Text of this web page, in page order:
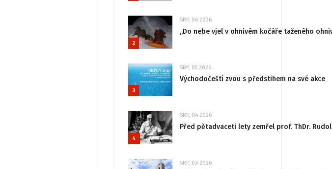
2
SRP, 06 2026
„Do nebe vjel v ohnivém kočáře taženého
3
SRP, 05 2026
Východočeští zvou s předstihem na své akce
4
SRP, 04 2026
Před pětadvaceti lety zemřel prof. ThDr.
SRP, 03 2026